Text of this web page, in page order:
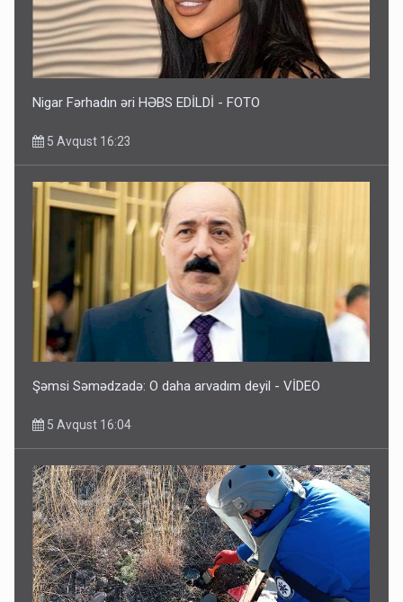
Nigar Fərhadın əri HƏBS EDİLDİ - FOTO
5 Avqust 16:23
Şəmsi Səmədzadə: O daha arvadım deyil - VİDEO
5 Avqust 16:04